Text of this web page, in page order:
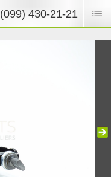
(099) 430-21-21